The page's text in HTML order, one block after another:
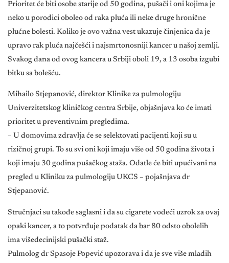
Prioritet će biti osobe starije od 50 godina, pušači i oni kojima je
neko u porodici oboleo od raka pluća ili neke druge hronične
plućne bolesti. Koliko je ovo važna vest ukazuje činjenica da je
upravo rak pluća najčešći i najsmrtonosniji kancer u našoj zemlji.
Svakog dana od ovog kancera u Srbiji oboli 19, a 13 osoba izgubi
bitku sa bolešću.
Mihailo Stjepanović, direktor Klinike za pulmologiju
Univerzitetskog kliničkog centra Srbije, objašnjava ko će imati
prioritet u preventivnim pregledima.
– U domovima zdravlja će se selektovati pacijenti koji su u
rizičnoj grupi. To su svi oni koji imaju više od 50 godina života i
koji imaju 30 godina pušačkog staža. Odatle će biti upućivani na
pregled u Kliniku za pulmologiju UKCS – pojašnjava dr
Stjepanović.
Stručnjaci su takođe saglasni i da su cigarete vodeći uzrok za ovaj
opaki kancer, a to potvrđuje podatak da bar 80 odsto obolelih
ima višedecinijski pušački staž.
Pulmolog dr Spasoje Popević upozorava i da je sve više mladih